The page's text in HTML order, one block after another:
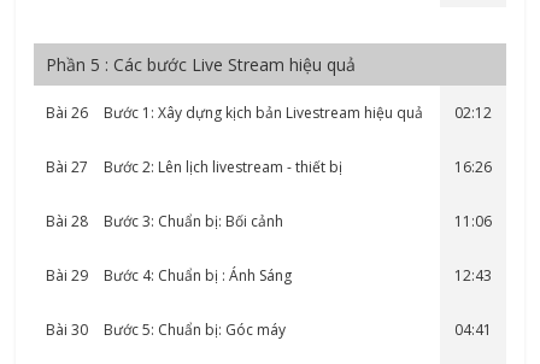
Phần 5 : Các bước Live Stream hiệu quả
Bài 26 Bước 1: Xây dựng kịch bản Livestream hiệu quả 02:12
Bài 27 Bước 2: Lên lịch livestream - thiết bị 16:26
Bài 28 Bước 3: Chuẩn bị: Bối cảnh 11:06
Bài 29 Bước 4: Chuẩn bị : Ánh Sáng 12:43
Bài 30 Bước 5: Chuẩn bị: Góc máy 04:41